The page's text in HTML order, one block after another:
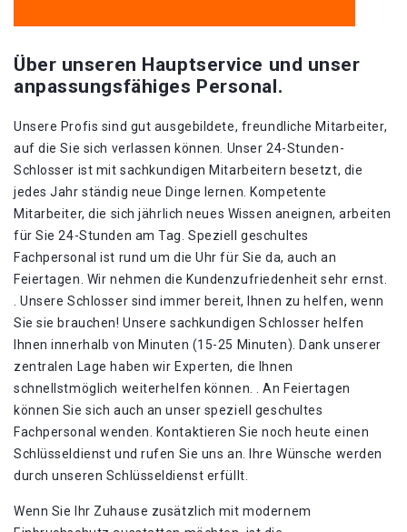
Über unseren Hauptservice und unser
anpassungsfähiges Personal.
Unsere Profis sind gut ausgebildete, freundliche Mitarbeiter,
auf die Sie sich verlassen können. Unser 24-Stunden-
Schlosser ist mit sachkundigen Mitarbeitern besetzt, die
jedes Jahr ständig neue Dinge lernen. Kompetente
Mitarbeiter, die sich jährlich neues Wissen aneignen, arbeiten
für Sie 24-Stunden am Tag. Speziell geschultes
Fachpersonal ist rund um die Uhr für Sie da, auch an
Feiertagen. Wir nehmen die Kundenzufriedenheit sehr ernst.
. Unsere Schlosser sind immer bereit, Ihnen zu helfen, wenn
Sie sie brauchen! Unsere sachkundigen Schlosser helfen
Ihnen innerhalb von Minuten (15-25 Minuten). Dank unserer
zentralen Lage haben wir Experten, die Ihnen
schnellstmöglich weiterhelfen können. . An Feiertagen
können Sie sich auch an unser speziell geschultes
Fachpersonal wenden. Kontaktieren Sie noch heute einen
Schlüsseldienst und rufen Sie uns an. Ihre Wünsche werden
durch unseren Schlüsseldienst erfüllt.
Wenn Sie Ihr Zuhause zusätzlich mit modernem